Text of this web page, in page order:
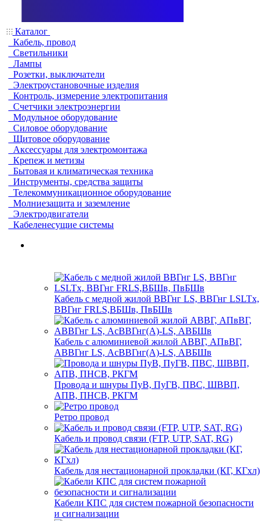
Каталог
Кабель, провод
Светильники
Лампы
Розетки, выключатели
Электроустановочные изделия
Контроль, измерение электропитания
Счетчики электроэнергии
Модульное оборудование
Силовое оборудование
Щитовое оборудование
Аксессуары для электромонтажа
Крепеж и метизы
Бытовая и климатическая техника
Инструменты, средства защиты
Телекоммуникационное оборудование
Молниезащита и заземление
Электродвигатели
Кабеленесущие системы
Кабель с медной жилой ВВГнг LS, ВВГнг LSLTx,
ВВГнг FRLS,ВБШв, ПвБШв
Кабель с алюминиевой жилой АВВГ, АПвВГ,
АВВГнг LS, АсВВГнг(А)-LS, АВБШв
Провода и шнуры ПуВ, ПуГВ, ПВС, ШВВП,
АПВ, ПНСВ, РКГМ
Ретро провод
Кабель и провод связи (FTP, UTP, SAT, RG)
Кабель для нестационарной прокладки (КГ, КГхл)
Кабели КПС для систем пожарной безопасности
и сигнализации